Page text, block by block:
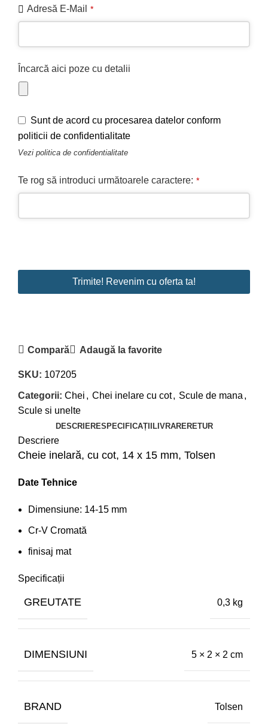
Adresă E-Mail *
Încarcă aici poze cu detalii
Contact
Email *
Sunt de acord cu procesarea datelor conform
politicii de confidentialitate
Vezi politica de confidentialitate
Te rog să introduci următoarele caractere: *
Trimite! Revenim cu oferta ta!
Compară Adaugă la favorite
SKU: 107205
Categorii: Chei , Chei inelare cu cot, Scule de mana ,
Scule si unelte
DESCRIERESPECIFICAȚII LIVRARERETUR
Descriere
Cheie inelară, cu cot, 14 x 15 mm, Tolsen
Date Tehnice
Dimensiune: 14-15 mm
Cr-V Cromată
finisaj mat
Specificații
GREUTATE 0,3 kg
DIMENSIUNI 5 × 2 × 2 cm
BRAND Tolsen